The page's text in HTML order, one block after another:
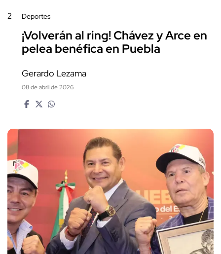
2 Deportes
¡Volverán al ring! Chávez y Arce en
pelea benéfica en Puebla
Gerardo Lezama
08 de abril de 2026